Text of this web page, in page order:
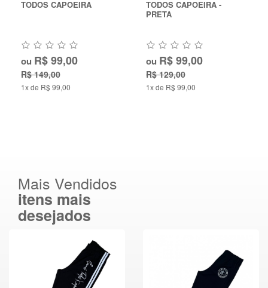
TODOS CAPOEIRA
ou R$ 99,00
R$ 149,00
1x de R$ 99,00
TODOS CAPOEIRA -
PRETA
ou R$ 99,00
R$ 129,00
1x de R$ 99,00
Mais Vendidos
itens mais
desejados